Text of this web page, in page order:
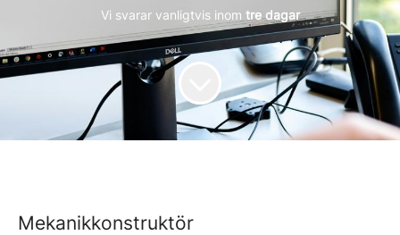
Vi svarar vanligtvis inom tre dagar
Mekanikkonstruktör